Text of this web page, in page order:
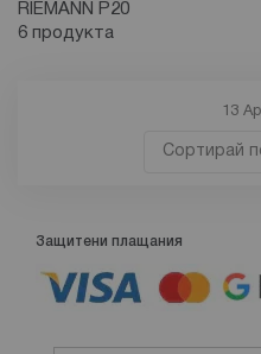
RIEMANN P20
6 продукта
13
Защитени плащания